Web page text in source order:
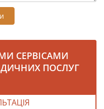
СЕРВІСАМИ
ПОСЛУГ